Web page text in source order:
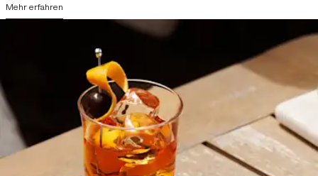
Mehr erfahren